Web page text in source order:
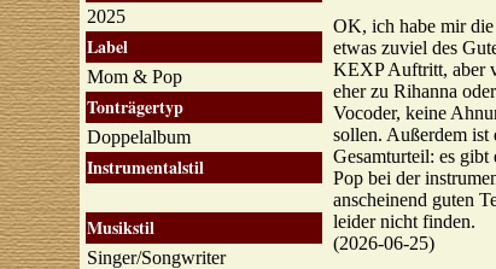
2025
Label
Mom & Pop
Tonträgertyp
Doppelalbum
Instrumentalstil
Musikstil
Singer/Songwriter
OK, ich habe mir die
etwas zuviel des
KEXP Auftritt, aber
eher zu Rihanna
Vocoder, keine
sollen. Außerdem
Gesamturteil: es gibt
Pop bei der
anscheinend guten
leider nicht finden.
(2026-06-25)